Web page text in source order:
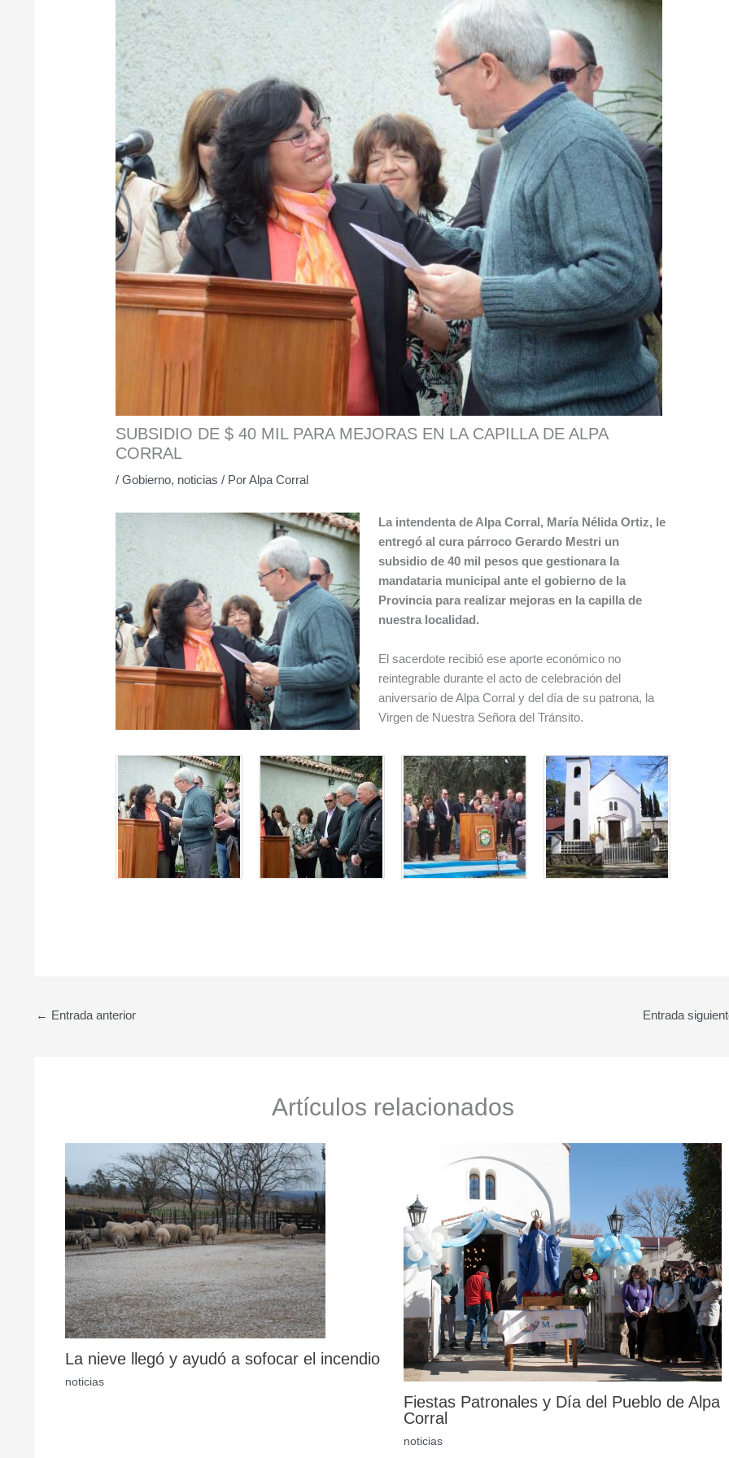
SUBSIDIO DE $ 40 MIL PARA MEJORAS EN LA CAPILLA DE ALPA
CORRAL
/Gobierno, noticias / PorAlpa Corral
La intendenta de Alpa Corral, María Nélida Ortiz, le
entregó al cura párroco Gerardo Mestri un
subsidio de 40 mil pesos que gestionara la
mandataria municipal ante el gobierno de la
Provincia para realizar mejoras en la capilla de
nuestra localidad.
El sacerdote recibió ese aporte económico no
reintegrable durante el acto de celebración del
aniversario de Alpa Corral y del día de su patrona, la
Virgen de Nuestra Señora del Tránsito.
← Entrada anterior Entrada
Artículos relacionados
La nieve llegó y ayudó a sofocar el incendio
noticias
Fiestas Patronales y Día del Pueblo de Alpa
Corral
noticias